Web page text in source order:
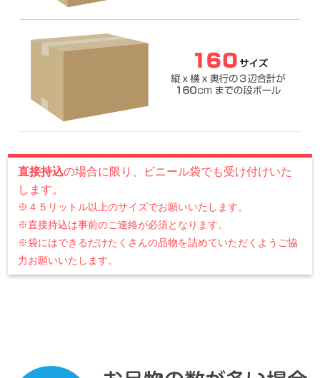
直接持込の場合に限り、ビニール袋でも受け付けいた
します。
※４５リットル以上のサイズでお願いいたします。
※直接持込は事前のご連絡が必須となります。
※袋にはできるだけたくさんの品物を詰めていただくようご協
力お願いいたします。